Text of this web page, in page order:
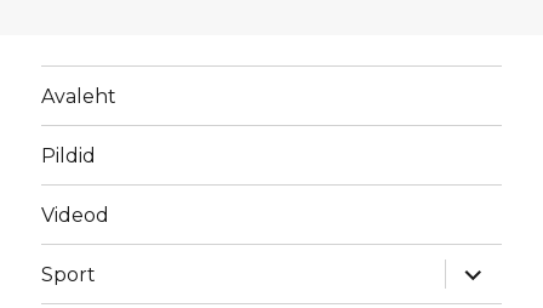
Avaleht
Pildid
Videod
Sport
laienda